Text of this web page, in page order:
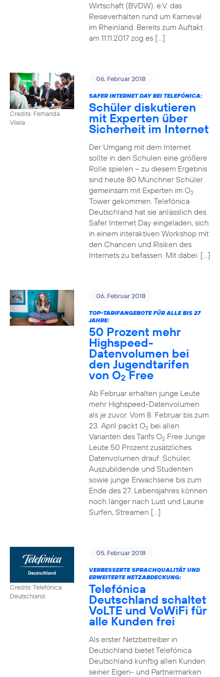
Wirtschaft (BVDW). e.V. das
Reiseverhalten rund um Karneval
im Rheinland. Bereits zum Auftakt
am 11.11.2017 zog es […]
Credits: Fernanda
Vilela
06. Februar 2018
SAFER INTERNET DAY BEI TELEFÓNICA:
Schüler diskutieren
mit Experten über
Sicherheit im Internet
Der Umgang mit dem Internet
sollte in den Schulen eine größere
Rolle spielen – zu diesem Ergebnis
sind heute 80 Münchner Schüler
gemeinsam mit Experten im O2
Tower gekommen. Telefónica
Deutschland hat sie anlässlich des
Safer Internet Day eingeladen, sich
in einem interaktiven Workshop mit
den Chancen und Risiken des
Internets zu befassen. Mit dabei: […]
06. Februar 2018
TOP-TARIFANGEBOTE FÜR ALLE BIS 27
JAHRE:
50 Prozent mehr
Highspeed-
Datenvolumen bei
den Jugendtarifen
von O2Free
Ab Februar erhalten junge Leute
mehr Highspeed-Datenvolumen
als je zuvor. Vom 8. Februar bis zum
23. April packt O2bei allen
Varianten des Tarifs O2Free Junge
Leute 50 Prozent zusätzliches
Datenvolumen drauf. Schüler,
Auszubildende und Studenten
sowie junge Erwachsene bis zum
Ende des 27. Lebensjahres können
noch länger nach Lust und Laune
Surfen, Streamen […]
Credits: Telefónica
Deutschland
05. Februar 2018
VERBESSERTE SPRACHQUALITÄT UND
ERWEITERTE NETZABDECKUNG:
Telefónica
Deutschland schaltet
VoLTE und VoWiFi für
alle Kunden frei
Als erster Netzbetreiber in
Deutschland bietet Telefónica
Deutschland künftig allen Kunden
seiner Eigen- und Partnermarken